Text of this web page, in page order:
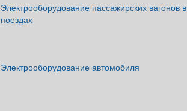
Электрооборудование пассажирских вагонов в
поездах
Электрооборудование автомобиля